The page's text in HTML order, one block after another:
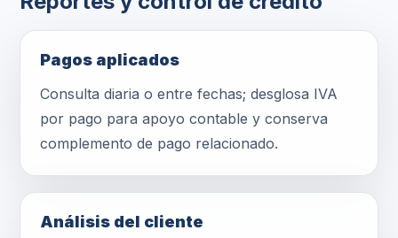
Pagos aplicados
Consulta diaria o entre fechas; desglosa IVA
por pago para apoyo contable y conserva
complemento de pago relacionado.
Análisis del cliente